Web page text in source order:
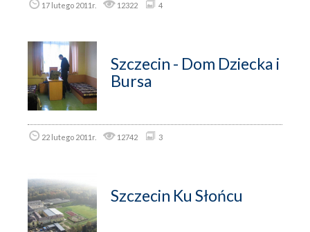
17 lutego 2011r. 12322 4
Szczecin - Dom Dziecka i
Bursa
22 lutego 2011r. 12742 3
Szczecin Ku Słońcu